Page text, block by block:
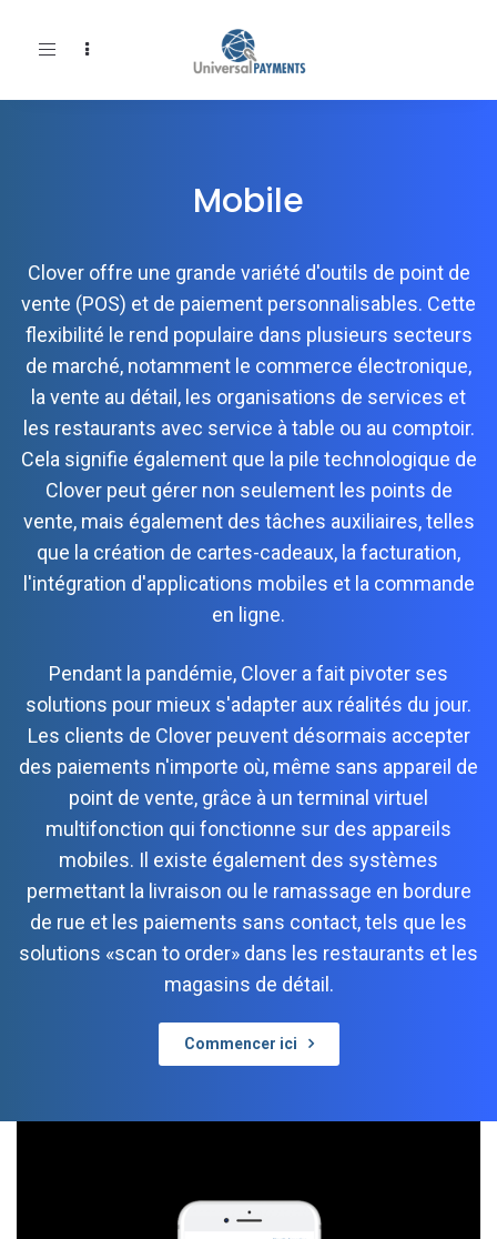
Toggle
Mobile
Clover offre une grande variété d'outils de point de
vente (POS) et de paiement personnalisables. Cette
flexibilité le rend populaire dans plusieurs secteurs
de marché, notamment le commerce électronique,
la vente au détail, les organisations de services et
les restaurants avec service à table ou au comptoir.
Cela signifie également que la pile technologique de
Clover peut gérer non seulement les points de
vente, mais également des tâches auxiliaires, telles
que la création de cartes-cadeaux, la facturation,
l'intégration d'applications mobiles et la commande
en ligne.
Pendant la pandémie, Clover a fait pivoter ses
solutions pour mieux s'adapter aux réalités du jour.
Les clients de Clover peuvent désormais accepter
des paiements n'importe où, même sans appareil de
point de vente, grâce à un terminal virtuel
multifonction qui fonctionne sur des appareils
mobiles. Il existe également des systèmes
permettant la livraison ou le ramassage en bordure
de rue et les paiements sans contact, tels que les
solutions «scan to order» dans les restaurants et les
magasins de détail.
Commencer ici